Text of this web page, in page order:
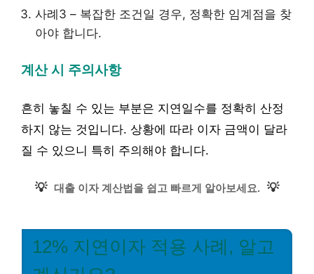
사례3 – 복잡한 조건일 경우, 정확한 임계점을 찾
아야 합니다.
계산 시 주의사항
흔히 놓칠 수 있는 부분은 지연일수를 정확히 산정
하지 않는 것입니다. 상황에 따라 이자 금액이 달라
질 수 있으니 특히 주의해야 합니다.
💡 대출 이자 계산법을 쉽고 빠르게 알아보세요. 💡
12% 지연이자 적용 사례, 알고